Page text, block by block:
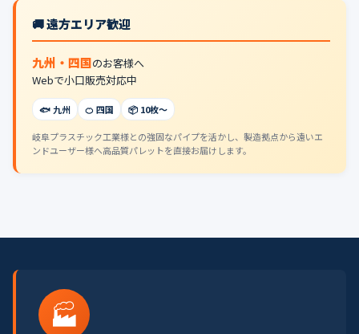
🚚 遠方エリア歓迎
九州・四国のお客様へ
Webで小口販売対応中
🐟 九州 🍊 四国 📦 10枚〜
岐阜プラスチック工業様との強固なパイプを活かし、製造拠点から遠いエ
ンドユーザー様へ高品質パレットを直接お届けします。
🏭